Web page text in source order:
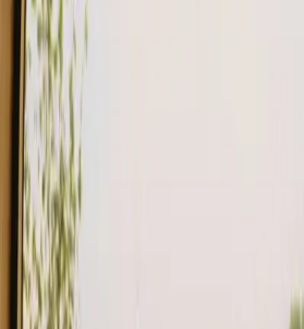
Encontre o alojamento
consigo em Jutlandia Do
Explore diferentes tipos de alojamento em
viva a natureza à sua maneira